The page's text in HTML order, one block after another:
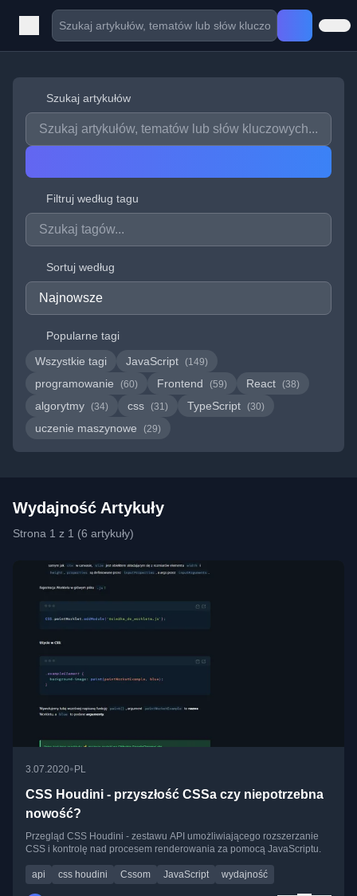
Szukaj artykułów
Filtruj według tagu
Sortuj według
Popularne tagi
Wszystkie tagi
JavaScript (149)
programowanie (60) Frontend (59) React (38)
algorytmy (34) css (31) TypeScript (30)
uczenie maszynowe (29)
Wydajność Artykuły
Strona 1 z 1 (6 artykuły)
3.07.2020• PL
CSS Houdini - przyszłość CSSa czy niepotrzebna
nowość?
Przegląd CSS Houdini - zestawu API umożliwiającego rozszerzanie
CSS i kontrolę nad procesem renderowania za pomocą JavaScriptu.
api css houdini Cssom JavaScript wydajność